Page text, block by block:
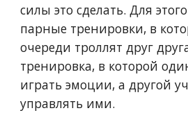
силы это сделать. Для
парные тренировки, в
очереди троллят друг
тренировка, в которой
играть эмоции, а другой
управлять ими.